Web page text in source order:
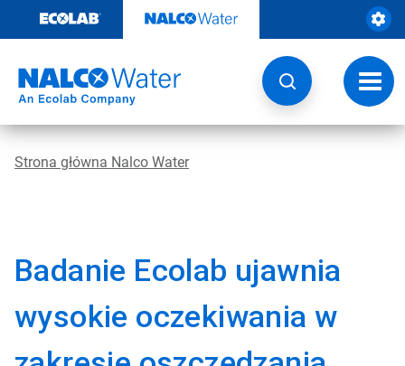
zawartości
Strona główna Nalco Water
Badanie Ecolab ujawnia
wysokie oczekiwania w